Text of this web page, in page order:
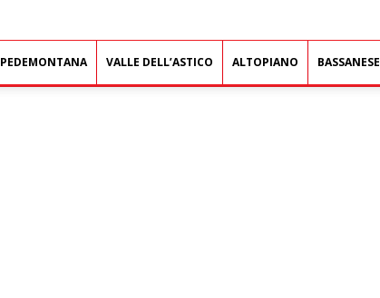
PEDEMONTANA VALLE DELL’ASTICO ALTOPIANO BASSANESE